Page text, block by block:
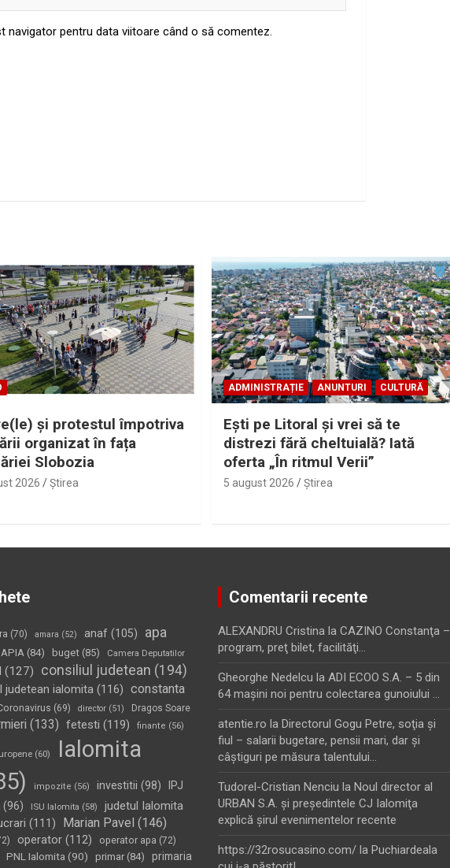
navigator pentru data viitoare când o să comentez.
și protestul împotriva
organizat în fața
Slobozia
2026 Ştirea
ADMINISTRAȚIE ANUNTURI CULTURĂ
Eşti pe Litoral şi vrei să te
distrezi fără cheltuială? Iată
oferta „În ritmul Verii”
5 august 2026 Ştirea
(70) amara (52) anaf(105)
apa
APIA(84) buget(85)
Camera Deputatilor
(127) consiliul judetean (194)
judetean ialomita(116) constanta
(69) director(51)
Dragos Soare
(133) fetesti (119) finante (56)
(60)
Ialomita
impozite (56) investitii (98)
IPJ
(96) ISU Ialomita (58)
judetul Ialomita
(111) Marian Pavel (146)
operator(112) operator apa (72)
PNL Ialomita (90) primar(84) primaria
Comentarii recente
ALEXANDRU Cristina la CAZINO Constanţa –
program, preţ bilet, facilităţi…
Gheorghe Nedelcu la ADI ECOO S.A. – 5 din
64 maşini noi pentru colectarea gunoiului …
atentie.ro la Directorul Gogu Petre, soţia şi
fiul – salarii bugetare, pensii mari, dar şi
câştiguri pe măsura talentului…
Tudorel-Cristian Nenciu la Noul director al
URBAN S.A. şi preşedintele CJ Ialomiţa
explică şirul evenimentelor recente
https://32rosucasino.com/ la Puchiardeala